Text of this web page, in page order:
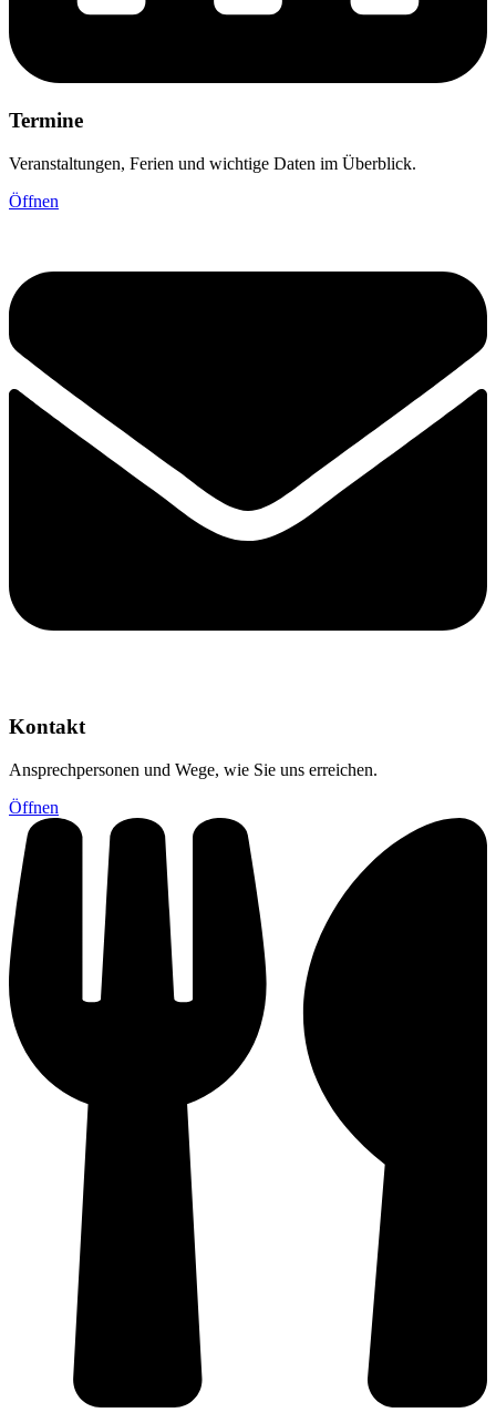
Termine
Veranstaltungen, Ferien und wichtige Daten im Überblick.
Öffnen
Kontakt
Ansprechpersonen und Wege, wie Sie uns erreichen.
Öffnen